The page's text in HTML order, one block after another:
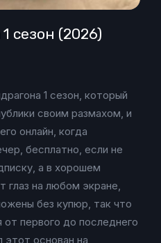
сезон (2026)
1 сезон, который
своим размахом, и
онлайн, когда
бесплатно, если не
а в хорошем
глаз на любом экране,
без купюр, так что
от первого до последнего
этот основан на